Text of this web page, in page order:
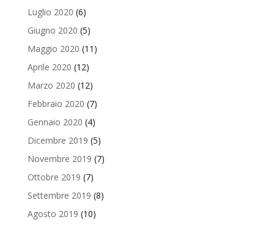
Luglio 2020 (6)
Giugno 2020 (5)
Maggio 2020 (11)
Aprile 2020 (12)
Marzo 2020 (12)
Febbraio 2020 (7)
Gennaio 2020 (4)
Dicembre 2019 (5)
Novembre 2019 (7)
Ottobre 2019 (7)
Settembre 2019 (8)
Agosto 2019 (10)